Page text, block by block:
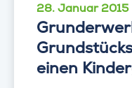
28. Januar 2015
einen